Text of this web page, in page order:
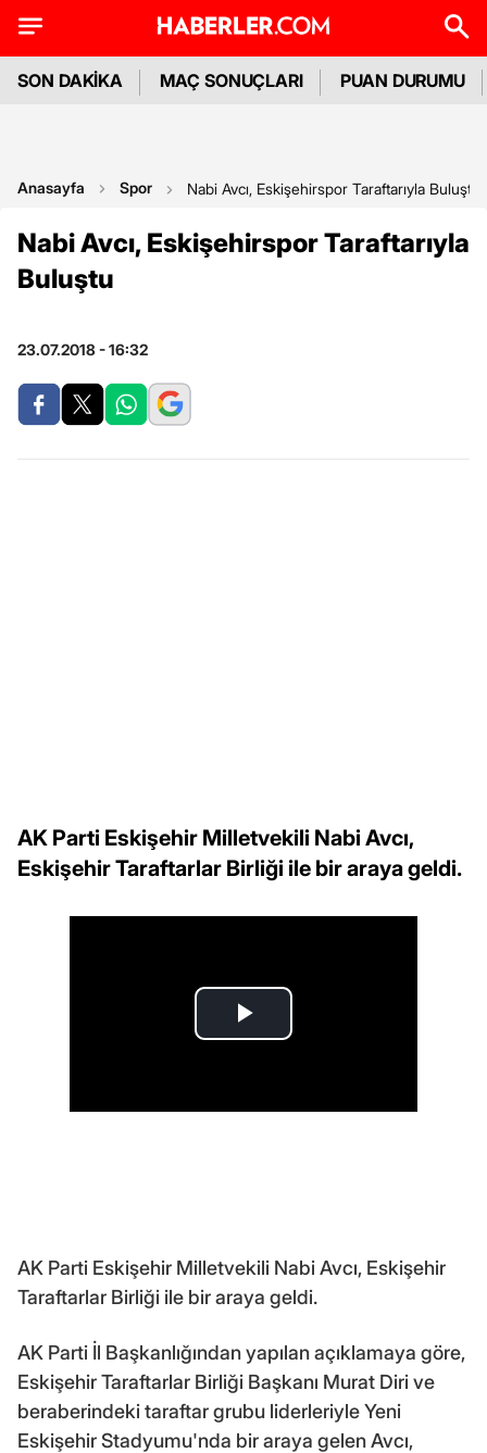
SON DAKİKA MAÇ SONUÇLARI PUAN DURUMU
Anasayfa Spor Nabi Avcı, Eskişehirspor Taraftarıyla Buluştu
Nabi Avcı, Eskişehirspor Taraftarıyla
Buluştu
23.07.2018 - 16:32
AK Parti Eskişehir Milletvekili Nabi Avcı,
Eskişehir Taraftarlar Birliği ile bir araya geldi.
AK Parti Eskişehir Milletvekili Nabi Avcı, Eskişehir
Taraftarlar Birliği ile bir araya geldi.
AK Parti İl Başkanlığından yapılan açıklamaya göre,
Eskişehir Taraftarlar Birliği Başkanı Murat Diri ve
beraberindeki taraftar grubu liderleriyle Yeni
Eskişehir Stadyumu'nda bir araya gelen Avcı,